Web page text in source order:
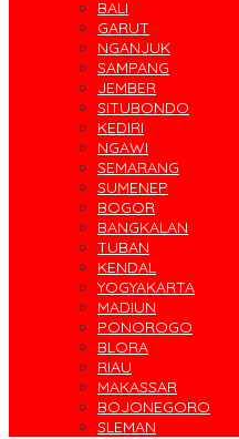
BALI
GARUT
NGANJUK
SAMPANG
JEMBER
SITUBONDO
KEDIRI
NGAWI
SEMARANG
SUMENEP
BOGOR
BANGKALAN
TUBAN
KENDAL
YOGYAKARTA
MADIUN
PONOROGO
BLORA
RIAU
MAKASSAR
BOJONEGORO
SLEMAN